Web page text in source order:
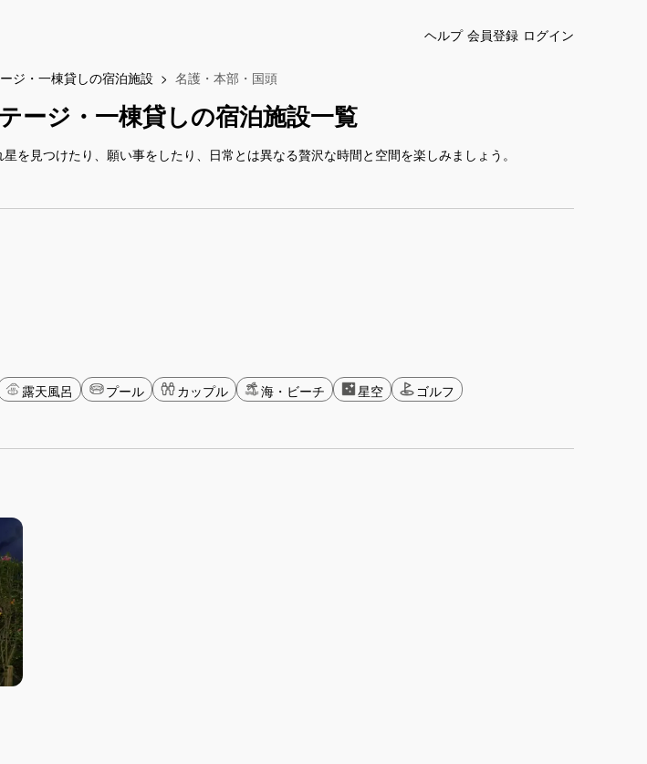
ヘルプ 会員登録 ログイン
ジ・一棟貸しの宿泊施設 名護・本部・国頭
ージ・一棟貸しの宿泊施設一覧
見つけたり、願い事をしたり、日常とは異なる贅沢な時間と空間を楽しみましょう。
露天風呂 プール カップル 海・ビーチ 星空
ゴルフ